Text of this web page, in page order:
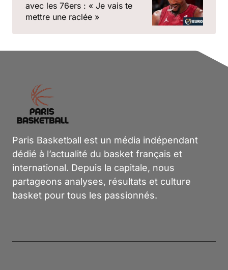
avec les 76ers : « Je vais te
mettre une raclée »
Paris Basketball est un média indépendant
dédié à l’actualité du basket français et
international. Depuis la capitale, nous
partageons analyses, résultats et culture
basket pour tous les passionnés.